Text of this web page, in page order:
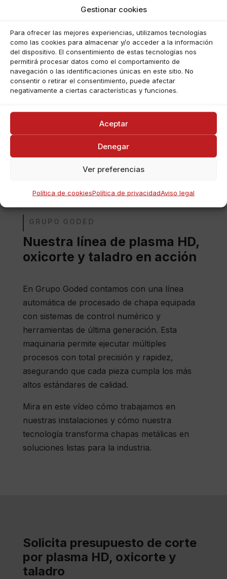
Gestionar cookies
Para ofrecer las mejores experiencias, utilizamos tecnologías
como las cookies para almacenar y/o acceder a la información
del dispositivo. El consentimiento de estas tecnologías nos
permitirá procesar datos como el comportamiento de
navegación o las identificaciones únicas en este sitio. No
consentir o retirar el consentimiento, puede afectar
negativamente a ciertas características y funciones.
Aceptar
Denegar
Ver preferencias
Política de cookiesPolítica de privacidadAviso legal
Haz clic para aceptar cookies de
marketing y permitir este
contenido (Translation error)
GRUPO GODED
Nuestra línea de plasma HD,
oxicorte y taladro en acción
En Grupo Goded contamos con una línea
automática de procesado de chapa equipada
con sistemas de control numérico y
herramientas de última generación. Esta
maquinaria permite ejecutar múltiples
procesos con total precisión y rapidez,
asegurando que cada pieza cumpla los más
altos estándares de calidad.
Mira en este vídeo cómo trabajamos en
nuestras instalaciones y cómo nuestra
tecnología transforma chapas metálicas en
soluciones listas para la industria.
Solicita presupuesto de corte
por plasma HD, oxicorte y
taladro